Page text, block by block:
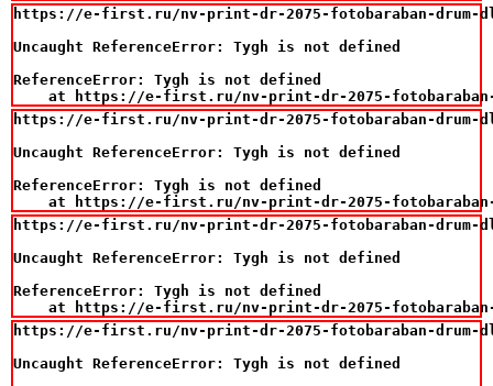
https://e-first.ru/nv-print-dr-2075-fotobaraban-drum-
Uncaught ReferenceError: Tygh is not defined
ReferenceError: Tygh is not defined
at https://e-first.ru/nv-print-dr-2075-
https://e-first.ru/nv-print-dr-2075-fotobaraban-drum-dlya-
Uncaught ReferenceError: Tygh is not defined
ReferenceError: Tygh is not defined
at https://e-first.ru/nv-print-dr-2075-
https://e-first.ru/nv-print-dr-2075-fotobaraban-drum-
Uncaught ReferenceError: Tygh is not defined
ReferenceError: Tygh is not defined
at https://e-first.ru/nv-print-dr-2075-
https://e-first.ru/nv-print-dr-2075-fotobaraban-drum-dlya-
Uncaught ReferenceError: Tygh is not defined